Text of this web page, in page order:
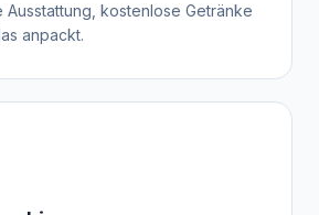
Ausstattung, kostenlose Getränke
anpackt.